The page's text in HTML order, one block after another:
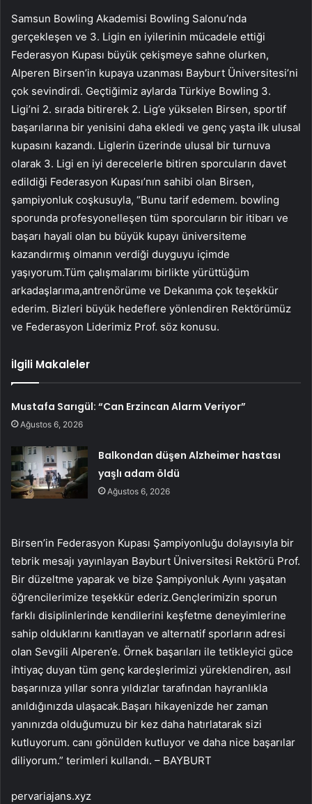
Samsun Bowling Akademisi Bowling Salonu’nda
gerçekleşen ve 3. Ligin en iyilerinin mücadele ettiği
Federasyon Kupası büyük çekişmeye sahne olurken,
Alperen Birsen’in kupaya uzanması Bayburt Üniversitesi’ni
çok sevindirdi. Geçtiğimiz aylarda Türkiye Bowling 3.
Ligi’ni 2. sırada bitirerek 2. Lig’e yükselen Birsen, sportif
başarılarına bir yenisini daha ekledi ve genç yaşta ilk ulusal
kupasını kazandı. Liglerin üzerinde ulusal bir turnuva
olarak 3. Ligi en iyi derecelerle bitiren sporcuların davet
edildiği Federasyon Kupası’nın sahibi olan Birsen,
şampiyonluk coşkusuyla, “Bunu tarif edemem. bowling
sporunda profesyonelleşen tüm sporcuların bir itibarı ve
başarı hayali olan bu büyük kupayı üniversiteme
kazandırmış olmanın verdiği duyguyu içimde
yaşıyorum.Tüm çalışmalarımı birlikte yürüttüğüm
arkadaşlarıma,antrenörüme ve Dekanıma çok teşekkür
ederim. Bizleri büyük hedeflere yönlendiren Rektörümüz
ve Federasyon Liderimiz Prof. söz konusu.
İlgili Makaleler
Mustafa Sarıgül: “Can Erzincan Alarm Veriyor”
Ağustos 6, 2026
Balkondan düşen Alzheimer hastası
yaşlı adam öldü
Ağustos 6, 2026
Birsen’in Federasyon Kupası Şampiyonluğu dolayısıyla bir
tebrik mesajı yayınlayan Bayburt Üniversitesi Rektörü Prof.
Bir düzeltme yaparak ve bize Şampiyonluk Ayını yaşatan
öğrencilerimize teşekkür ederiz.Gençlerimizin sporun
farklı disiplinlerinde kendilerini keşfetme deneyimlerine
sahip olduklarını kanıtlayan ve alternatif sporların adresi
olan Sevgili Alperen’e. Örnek başarıları ile tetikleyici güce
ihtiyaç duyan tüm genç kardeşlerimizi yüreklendiren, asıl
başarınıza yıllar sonra yıldızlar tarafından hayranlıkla
anıldığınızda ulaşacak.Başarı hikayenizde her zaman
yanınızda olduğumuzu bir kez daha hatırlatarak sizi
kutluyorum. canı gönülden kutluyor ve daha nice başarılar
diliyorum.” terimleri kullandı. – BAYBURT
pervariajans.xyz